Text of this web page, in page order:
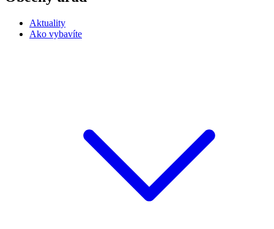
Aktuality
Ako vybavíte